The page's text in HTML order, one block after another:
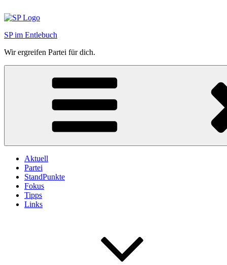
Inhalt
SP im Entlebuch
Wir ergreifen Partei für dich.
Aktuell
Partei
StandPunkte
Fokus
Tipps
Links